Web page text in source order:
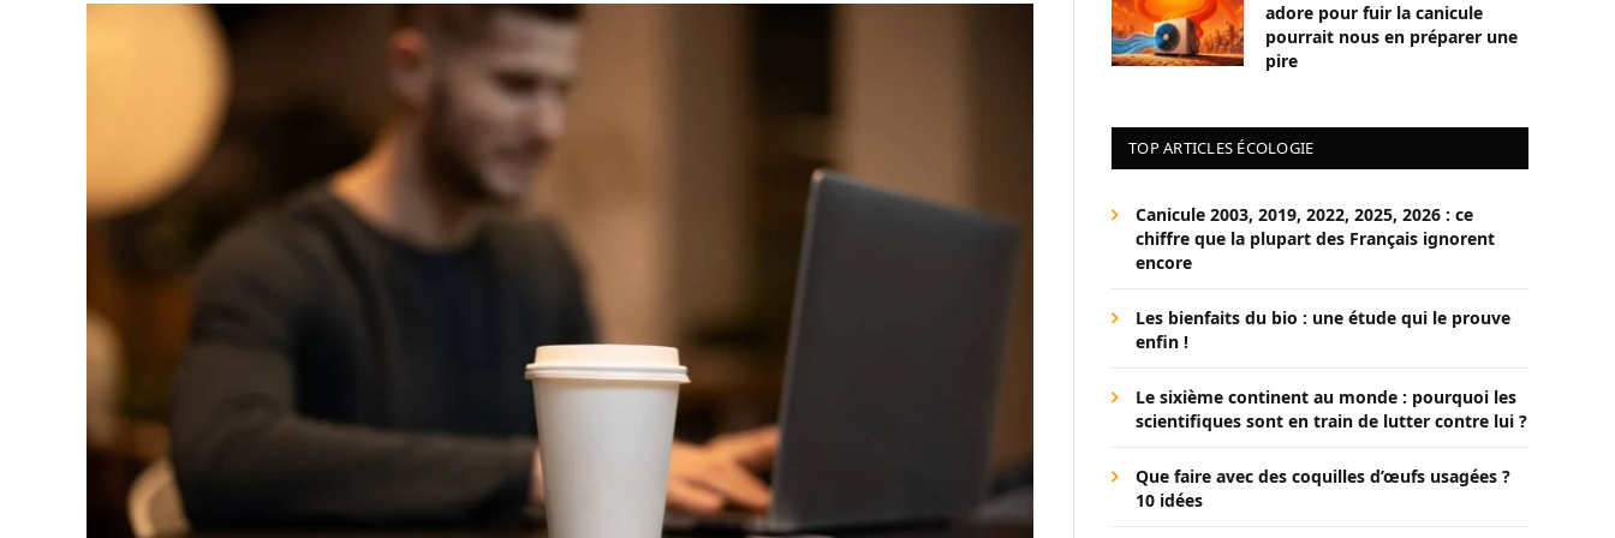
adore pour fuir la canicule
pourrait nous en préparer une
pire
TOP ARTICLES ÉCOLOGIE
Canicule 2003, 2019, 2022, 2025, 2026 : ce
chiffre que la plupart des Français ignorent
encore
Les bienfaits du bio : une étude qui le prouve
enfin !
Le sixième continent au monde : pourquoi les
scientifiques sont en train de lutter contre lui ?
Que faire avec des coquilles d’œufs usagées ?
10 idées